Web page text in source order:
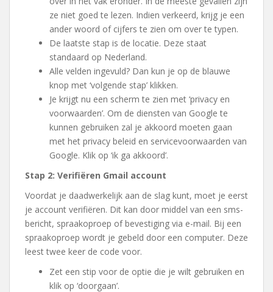
ze niet goed te lezen. Indien verkeerd, krijg je een
ander woord of cijfers te zien om over te typen.
De laatste stap is de locatie. Deze staat
standaard op Nederland.
Alle velden ingevuld? Dan kun je op de blauwe
knop met ‘volgende stap’ klikken.
Je krijgt nu een scherm te zien met ‘privacy en
voorwaarden’. Om de diensten van Google te
kunnen gebruiken zal je akkoord moeten gaan
met het privacy beleid en servicevoorwaarden van
Google. Klik op ‘ik ga akkoord’.
Stap 2: Verifiëren Gmail account
Voordat je daadwerkelijk aan de slag kunt, moet je eerst
je account verifiëren. Dit kan door middel van een sms-
bericht, spraakoproep of bevestiging via e-mail. Bij een
spraakoproep wordt je gebeld door een computer. Deze
leest twee keer de code voor.
Zet een stip voor de optie die je wilt gebruiken en
klik op ‘doorgaan’.